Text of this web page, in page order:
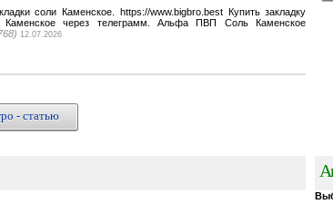
соли Каменское. https://www.bigbro.best Купить закладку
через телеграмм. Альфа ПВП Соль Каменское
12.07.2026
- статью